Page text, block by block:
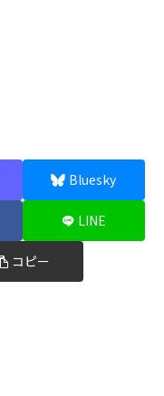
Bluesky
LINE
コピー